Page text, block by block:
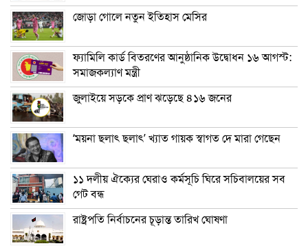
জোড়া গোলে নতুন ইতিহাস মেসির
ফ্যামিলি কার্ড বিতরণের আনুষ্ঠানিক উদ্বোধন ১৬ আগস্ট:
সমাজকল্যাণ মন্ত্রী
জুলাইয়ে সড়কে প্রাণ ঝড়েছে ৪১৬ জনের
‘ময়না ছলাৎ ছলাৎ’ খ্যাত গায়ক স্বাগত দে মারা গেছেন
১১ দলীয় ঐক্যের ঘেরাও কর্মসূচি ঘিরে সচিবালয়ের সব
গেট বন্ধ
রাষ্ট্রপতি নির্বাচনের চূড়ান্ত তারিখ ঘোষণা